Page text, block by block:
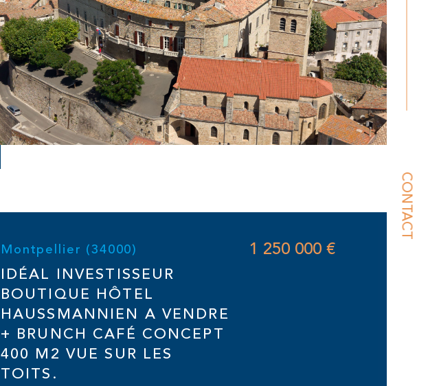
CONTACT
Montpellier (34000)
IDÉAL INVESTISSEUR
BOUTIQUE HÔTEL
HAUSSMANNIEN A VENDRE
+ BRUNCH CAFÉ CONCEPT
400 M2 VUE SUR LES
TOITS.
1 250 000 €